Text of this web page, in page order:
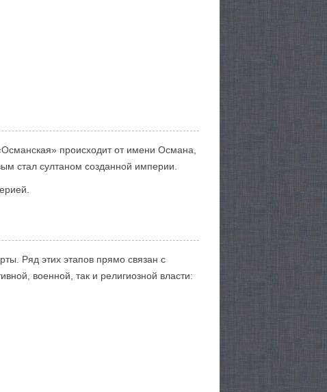
происходит от имени Османа,
стал султаном созданной империи.
Ряд этих этапов прямо связан с
военной, так и религиозной власти: